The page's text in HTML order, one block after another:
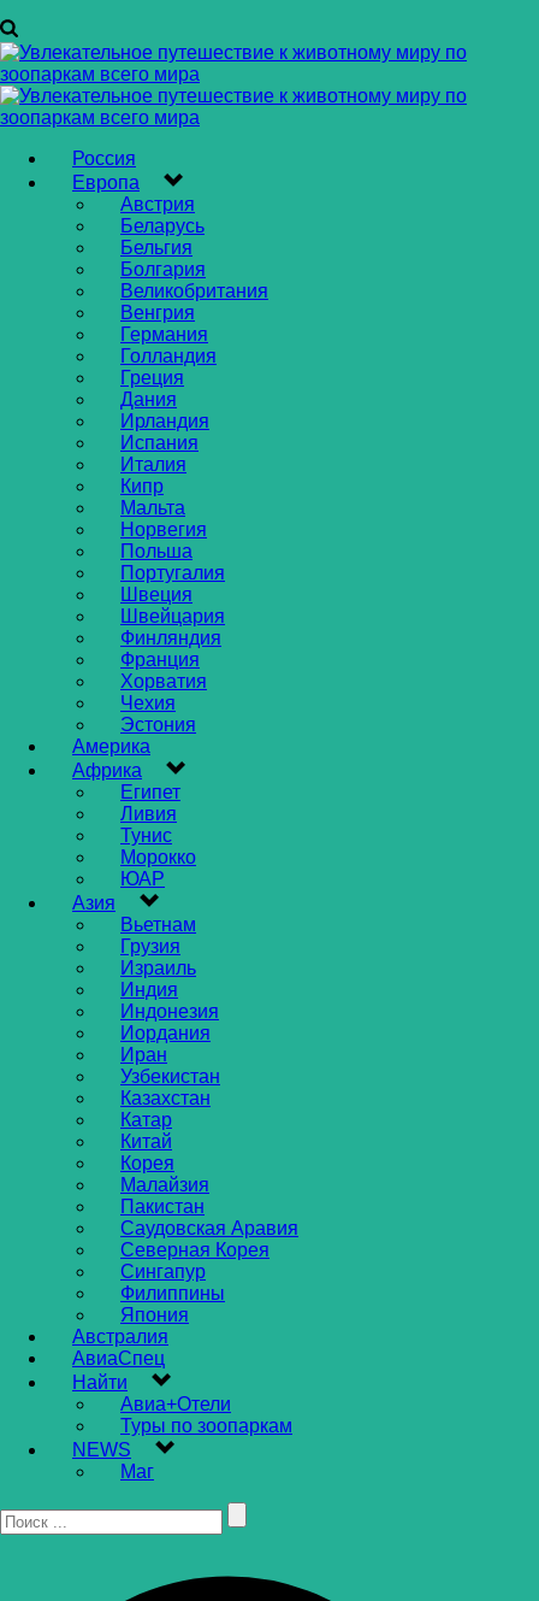
Россия
Европа
Австрия
Беларусь
Бельгия
Болгария
Великобритания
Венгрия
Германия
Голландия
Греция
Дания
Ирландия
Испания
Италия
Кипр
Мальта
Норвегия
Польша
Португалия
Швеция
Швейцария
Финляндия
Франция
Хорватия
Чехия
Эстония
Америка
Африка
Египет
Ливия
Тунис
Морокко
ЮАР
Азия
Вьетнам
Грузия
Израиль
Индия
Индонезия
Иордания
Иран
Узбекистан
Казахстан
Катар
Китай
Корея
Малайзия
Пакистан
Саудовская Аравия
Северная Корея
Сингапур
Филиппины
Япония
Австралия
АвиаСпец
Найти
Авиа+Отели
Туры по зоопаркам
NEWS
Маг